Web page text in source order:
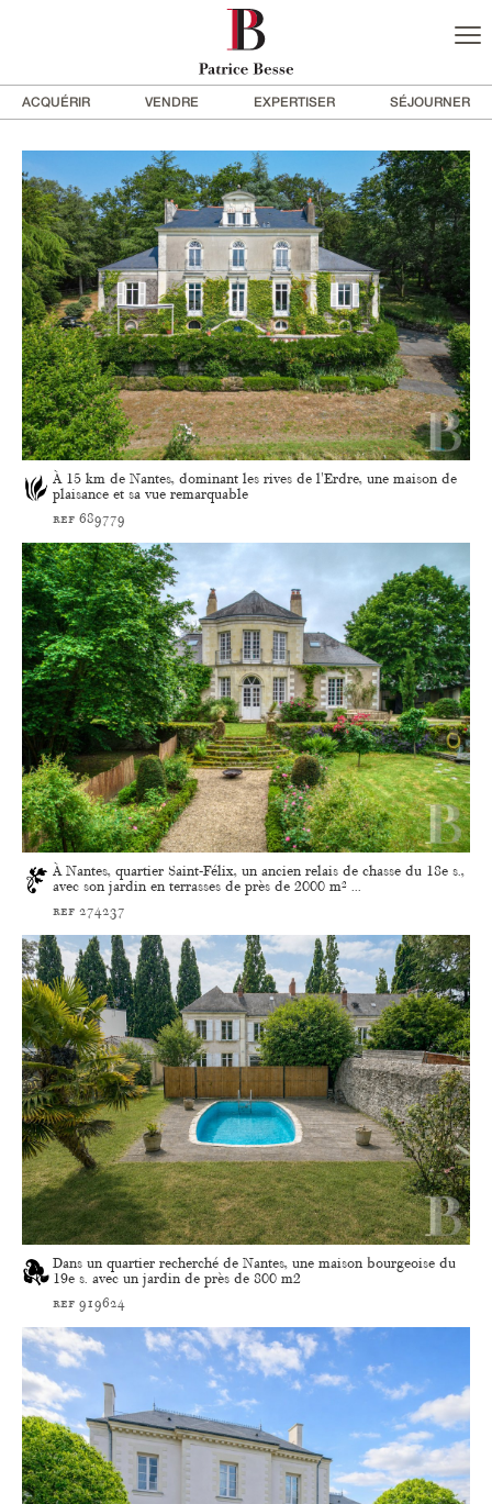
ACQUÉRIR VENDRE EXPERTISER SÉJOURNER
À 15 km de Nantes, dominant les rives de l'Erdre, une maison de
plaisance et sa vue remarquable
ref 689779
À Nantes, quartier Saint-Félix, un ancien relais de chasse du 18e s.,
avec son jardin en terrasses de près de 2000 m² ...
ref 274237
Dans un quartier recherché de Nantes, une maison bourgeoise du
19e s. avec un jardin de près de 800 m2
ref 919624